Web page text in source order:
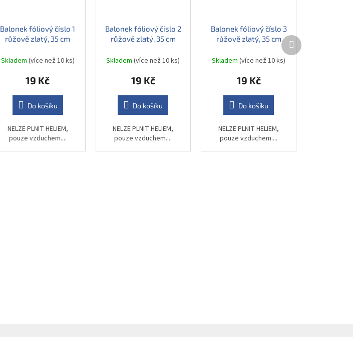
Balonek fóliový číslo 1
růžově zlatý, 35 cm
Skladem (více než 10 ks)
19 Kč
Do košíku
NELZE PLNIT HELIEM,
pouze vzduchem....
Balonek fóliový číslo 2
růžově zlatý, 35 cm
Skladem(více než 10 ks)
19 Kč
Do košíku
NELZE PLNIT HELIEM,
pouze vzduchem....
Balonek fóliový číslo 3
růžově zlatý, 35 cm
Skladem(více než 10 ks)
19 Kč
Do košíku
NELZE PLNIT HELIEM,
pouze vzduchem....
Další
produkt